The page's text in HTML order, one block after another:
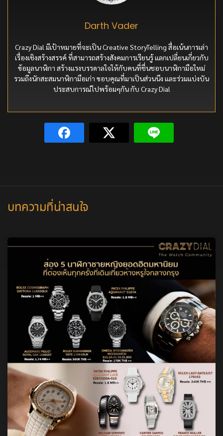
Darth Vader
Crazy Dial มีเป้าหมายที่จะเป็น Creative StoryTelling สื่อเน้นการเล่า
เรื่องเชิงสร้างสรรค์ ที่สามารถสร้างสังคมการเรียนรู้ แลกเปลี่ยนเกี่ยวกับ
ข้อมูลนาฬิกา สร้างแรงบรรดาลใจให้กับคนที่ชื่นชอบนาฬิกามือใหม่
รวมถึงนักสะสมนาฬิกามือเก่า ขอบคุณที่มาเป็นส่วนนึง และร่วมแบ่งบัน
ประสบการณ์ไปพร้อมๆกัน กับ Crazy Dial
บทความที่น่าสนใจ